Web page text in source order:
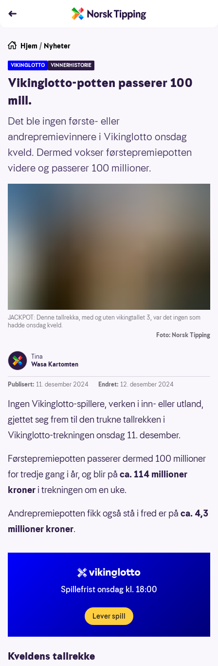
Hjem / Nyheter
VIKINGLOTTO VINNERHISTORIE
Vikinglotto-potten passerer 100
mill.
Det ble ingen første- eller
andrepremievinnere i Vikinglotto onsdag
kveld. Dermed vokser førstepremiepotten
videre og passerer 100 millioner.
JACKPOT: Denne tallrekka, med og uten vikingtallet 3, var det ingen som
hadde onsdag kveld.
Foto: Norsk Tipping
Tina
Wasa Kartomten
Publisert: 11. desember 2024 Endret: 12. desember 2024
Ingen Vikinglotto-spillere, verken i inn- eller utland,
gjettet seg frem til den trukne tallrekken i
Vikinglotto-trekningen onsdag 11. desember.
Førstepremiepotten passerer dermed 100 millioner
for tredje gang i år, og blir på ca. 114 millioner
kroner i trekningen om en uke.
Andrepremiepotten fikk også stå i fred er på ca. 4,3
millioner kroner.
Spillefrist onsdag kl. 18:00
Lever spill
Kveldens tallrekke